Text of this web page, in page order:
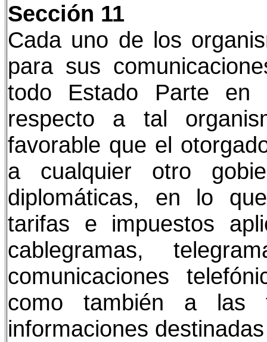
Sección 11
Cada uno de los
para sus
todo Estado Parte en
respecto a tal
favorable que el
a cualquier otro
diplomáticas, en lo
tarifas e impuestos
cablegramas,
comunicaciones
como también a las
informaciones